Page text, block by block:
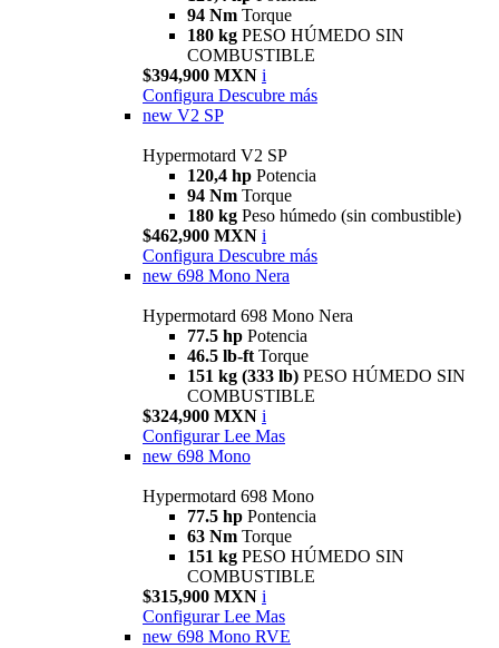
94 Nm Torque
180 kg PESO HÚMEDO SIN
COMBUSTIBLE
$394,900 MXN i
Configura Descubre más
new V2 SP
Hypermotard V2 SP
120,4 hp Potencia
94 Nm Torque
180 kg Peso húmedo (sin combustible)
$462,900 MXN i
Configura Descubre más
new 698 Mono Nera
Hypermotard 698 Mono Nera
77.5 hp Potencia
46.5 lb-ft Torque
151 kg (333 lb) PESO HÚMEDO SIN
COMBUSTIBLE
$324,900 MXN i
Configurar Lee Mas
new 698 Mono
Hypermotard 698 Mono
77.5 hp Pontencia
63 Nm Torque
151 kg PESO HÚMEDO SIN
COMBUSTIBLE
$315,900 MXN i
Configurar Lee Mas
new 698 Mono RVE